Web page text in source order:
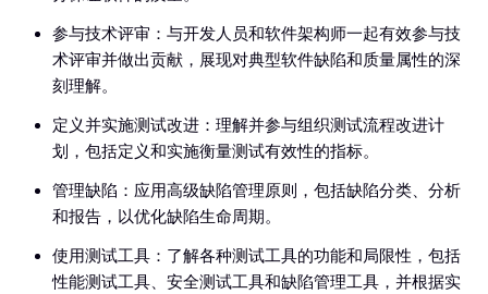
参与技术评审：与开发人员和软件架构师一起有效参与技
术评审并做出贡献，展现对典型软件缺陷和质量属性的深
刻理解。
定义并实施测试改进：理解并参与组织测试流程改进计
划，包括定义和实施衡量测试有效性的指标。
管理缺陷：应用高级缺陷管理原则，包括缺陷分类、分析
和报告，以优化缺陷生命周期。
使用测试工具：了解各种测试工具的功能和局限性，包括
性能测试工具、安全测试工具和缺陷管理工具，并根据实